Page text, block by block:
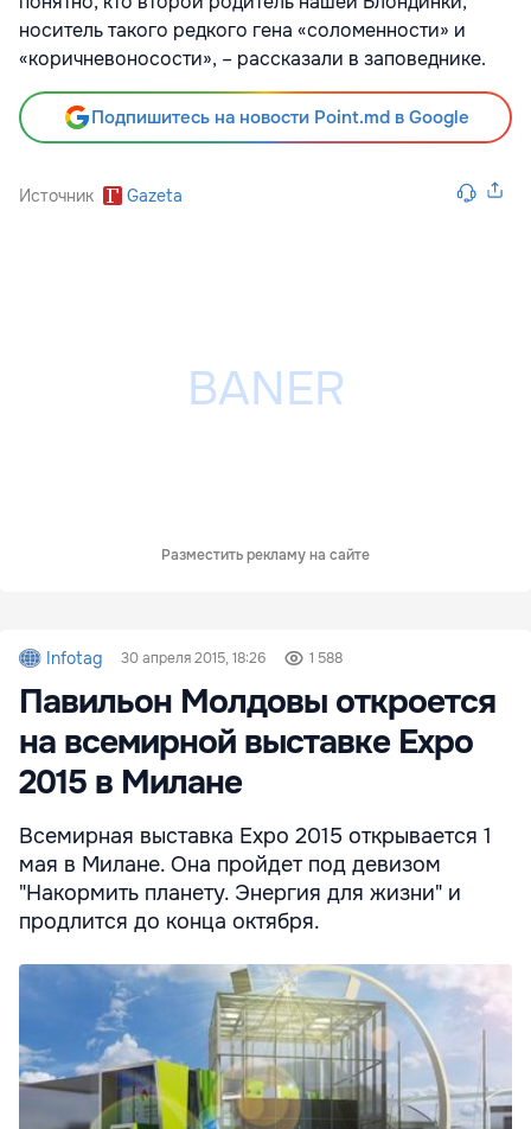
носитель такого редкого гена «соломенности» и
«коричневоносости», – рассказали в заповеднике.
Подпишитесь на новости Point.md в Google
Источник Gazeta
Разместить рекламу на сайте
Infotag 30 апреля 2015, 18:26 1 588
Павильон Молдовы откроется
на всемирной выставке Expo
2015 в Милане
Всемирная выставка Expo 2015 открывается 1
мая в Милане. Она пройдет под девизом
"Накормить планету. Энергия для жизни" и
продлится до конца октября.